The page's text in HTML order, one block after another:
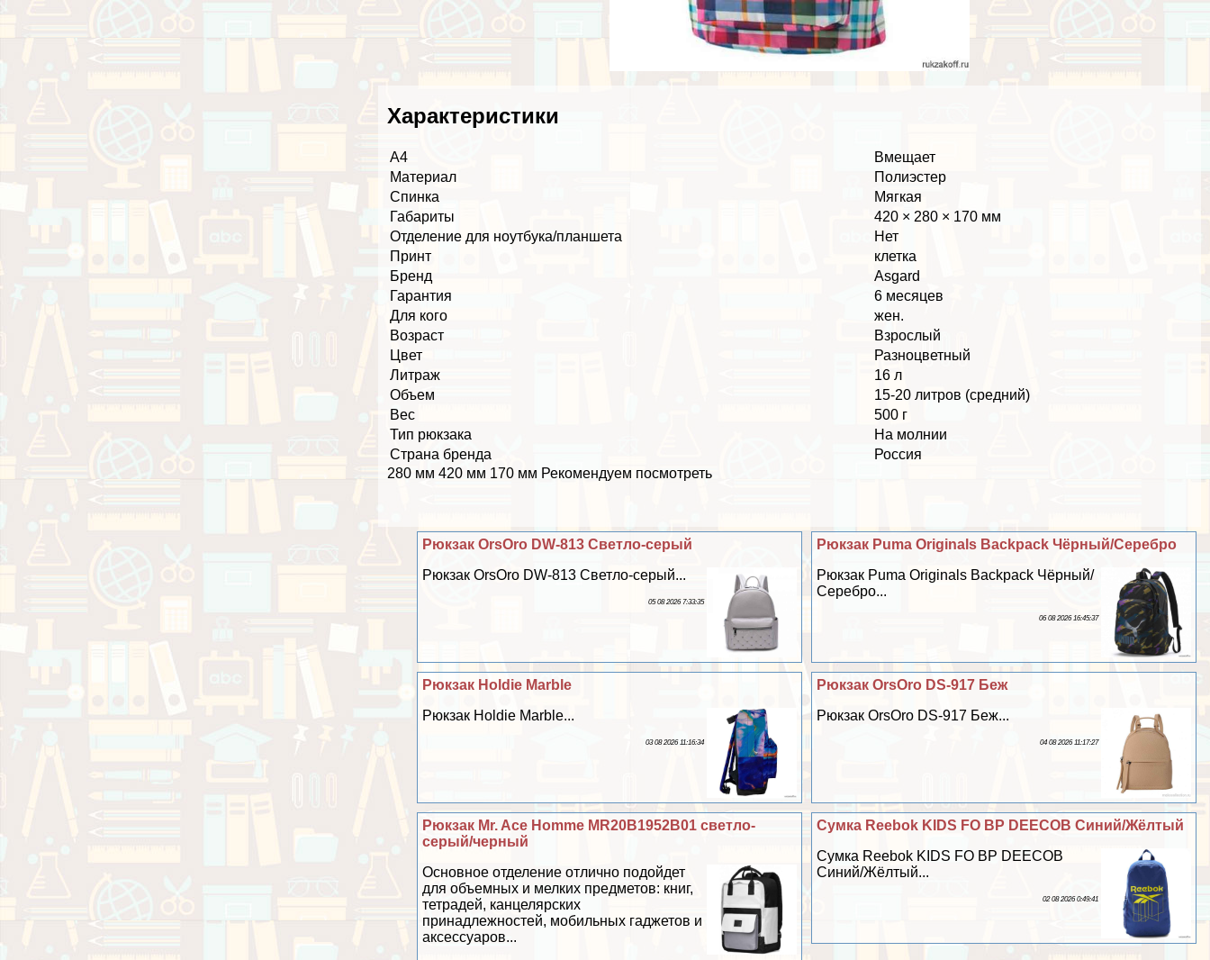
Хаpaктеристики
А4
Вмещает
Материал
Полиэстер
Спинка
Мягкая
Габариты
420 × 280 × 170 мм
Отделение для ноутбука/планшета
Нет
Принт
клетка
Бренд
Asgard
Гарантия
6 месяцев
Для кого
жен.
Возраст
Взрослый
Цвет
Разноцветный
Литраж
16 л
Объем
15-20 литров (средний)
Вес
500 г
Тип рюкзака
На молнии
Страна бренда
Россия
280 мм 420 мм 170 мм Рекомендуем посмотреть
Рюкзак Puma Originals Backpack Чёрный/Серебро
Рюкзак Puma Originals Backpack Чёрный/
Серебро...
06 08 2026 16:45:37
Рюкзак OrsOro DW-813 Светло-серый
Рюкзак OrsOro DW-813 Светло-серый...
05 08 2026 7:33:35
Рюкзак OrsOro DS-917 Беж
Рюкзак OrsOro DS-917 Беж...
04 08 2026 11:17:27
Рюкзак Holdie Marble
Рюкзак Holdie Marble...
03 08 2026 11:16:34
Сумка Reebok KIDS FO BP DEECOB Синий/Жёлтый
Сумка Reebok KIDS FO BP DEECOB
Синий/Жёлтый...
02 08 2026 0:49:41
Рюкзак Mr. Ace Homme MR20B1952B01 светло-
серый/черный
Основное отделение отлично подойдет
для объемных и мелких предметов: книг,
тетрадей, канцелярских
принадлежностей, мобильных гаджетов и
аксессуаров...